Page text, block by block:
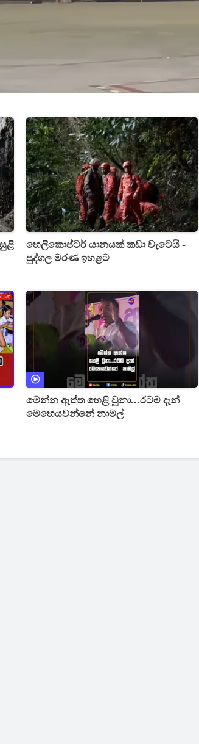
හෙලිකොප්ටර් යානයක් කඩා වැටෙයි -
පුද්ගල මරණ ඉහළට
මෙන්න ඇත්ත හෙළි වුනා...රටම දැන්
මෙහෙයවන්නේ නාමල්